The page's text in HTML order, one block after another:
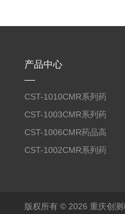
产品中心
CST-1010CMR系列药
品高温试验箱
CST-1003CMR系列药
品高温试验箱
CST-1006CMR药品高
温试验箱
CST-1002CMR系列药
版权所有 © 2026 重庆创